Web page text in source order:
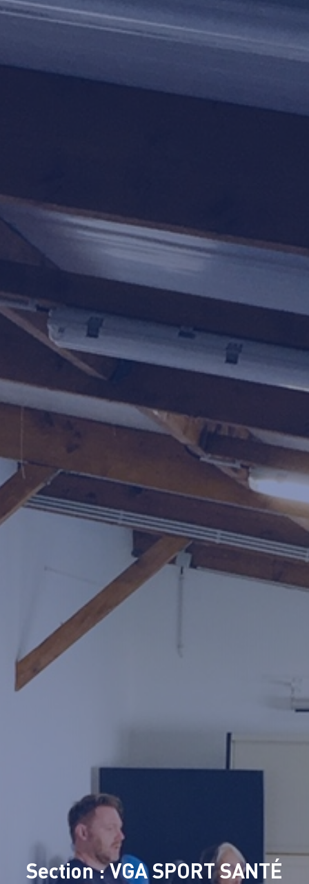
Section : VGA SPORT SANTÉ